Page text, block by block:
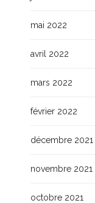
mai 2022
avril 2022
mars 2022
février 2022
décembre 2021
novembre 2021
octobre 2021